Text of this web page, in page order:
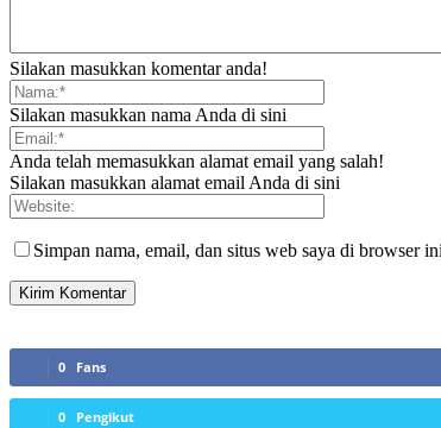
Silakan masukkan komentar anda!
Silakan masukkan nama Anda di sini
Anda telah memasukkan alamat email yang salah!
Silakan masukkan alamat email Anda di sini
Simpan nama, email, dan situs web saya di browser
0 Fans
0 Pengikut